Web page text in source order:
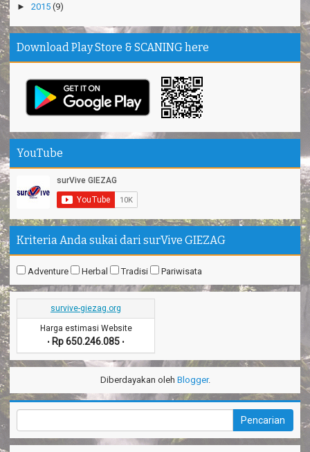
► 2015 (9)
Download Play Store & SCANING here
YouTube
Kriteria Anda sukai dari surVive GIEZAG
Adventure Herbal Tradisi Pariwisata
survive-giezag.org
Harga estimasi Website
• Rp 650.246.085 •
Diberdayakan oleh Blogger.